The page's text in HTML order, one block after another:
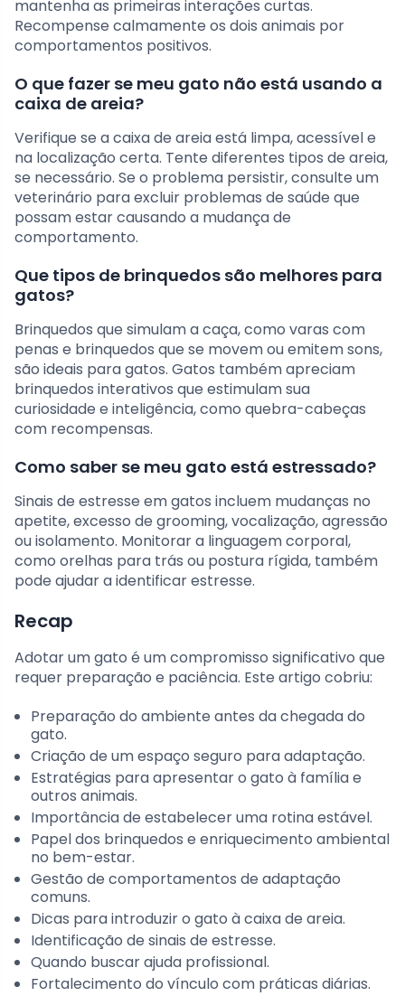
mantenha as primeiras interações curtas.
Recompense calmamente os dois animais por
comportamentos positivos.
O que fazer se meu gato não está usando a
caixa de areia?
Verifique se a caixa de areia está limpa, acessível e
na localização certa. Tente diferentes tipos de areia,
se necessário. Se o problema persistir, consulte um
veterinário para excluir problemas de saúde que
possam estar causando a mudança de
comportamento.
Que tipos de brinquedos são melhores para
gatos?
Brinquedos que simulam a caça, como varas com
penas e brinquedos que se movem ou emitem sons,
são ideais para gatos. Gatos também apreciam
brinquedos interativos que estimulam sua
curiosidade e inteligência, como quebra-cabeças
com recompensas.
Como saber se meu gato está estressado?
Sinais de estresse em gatos incluem mudanças no
apetite, excesso de grooming, vocalização, agressão
ou isolamento. Monitorar a linguagem corporal,
como orelhas para trás ou postura rígida, também
pode ajudar a identificar estresse.
Recap
Adotar um gato é um compromisso significativo que
requer preparação e paciência. Este artigo cobriu:
Preparação do ambiente antes da chegada do
gato.
Criação de um espaço seguro para adaptação.
Estratégias para apresentar o gato à família e
outros animais.
Importância de estabelecer uma rotina estável.
Papel dos brinquedos e enriquecimento ambiental
no bem-estar.
Gestão de comportamentos de adaptação
comuns.
Dicas para introduzir o gato à caixa de areia.
Identificação de sinais de estresse.
Quando buscar ajuda profissional.
Fortalecimento do vínculo com práticas diárias.